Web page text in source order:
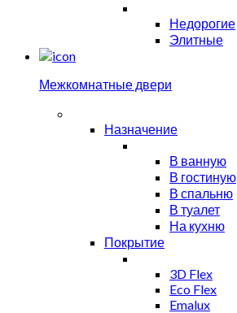
Недорогие
Элитные
Межкомнатные двери
Назначение
В ванную
В гостиную
В спальню
В туалет
На кухню
Покрытие
3D Flex
Eco Flex
Emalux